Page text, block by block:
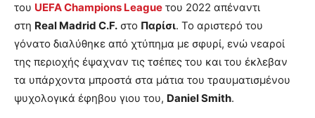
του UEFA Champions League του 2022 απέναντι
στη Real Madrid C.F. στο Παρίσι. Το αριστερό του
γόνατο διαλύθηκε από χτύπημα με σφυρί, ενώ νεαροί
της περιοχής έψαχναν τις τσέπες του και του έκλεβαν
τα υπάρχοντα μπροστά στα μάτια του τραυματισμένου
ψυχολογικά έφηβου γιου του, Daniel Smith.